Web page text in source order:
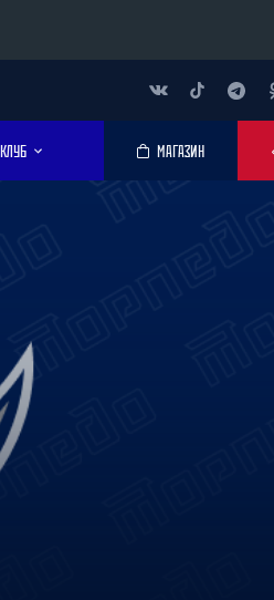
КЛУБ МАГАЗИН